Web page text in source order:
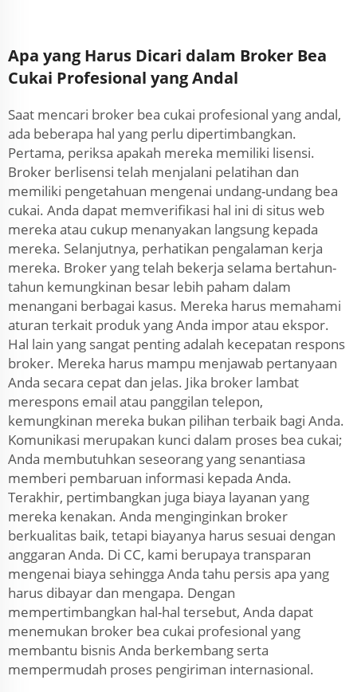
Apa yang Harus Dicari dalam Broker Bea
Cukai Profesional yang Andal
Saat mencari broker bea cukai profesional yang andal,
ada beberapa hal yang perlu dipertimbangkan.
Pertama, periksa apakah mereka memiliki lisensi.
Broker berlisensi telah menjalani pelatihan dan
memiliki pengetahuan mengenai undang-undang bea
cukai. Anda dapat memverifikasi hal ini di situs web
mereka atau cukup menanyakan langsung kepada
mereka. Selanjutnya, perhatikan pengalaman kerja
mereka. Broker yang telah bekerja selama bertahun-
tahun kemungkinan besar lebih paham dalam
menangani berbagai kasus. Mereka harus memahami
aturan terkait produk yang Anda impor atau ekspor.
Hal lain yang sangat penting adalah kecepatan respons
broker. Mereka harus mampu menjawab pertanyaan
Anda secara cepat dan jelas. Jika broker lambat
merespons email atau panggilan telepon,
kemungkinan mereka bukan pilihan terbaik bagi Anda.
Komunikasi merupakan kunci dalam proses bea cukai;
Anda membutuhkan seseorang yang senantiasa
memberi pembaruan informasi kepada Anda.
Terakhir, pertimbangkan juga biaya layanan yang
mereka kenakan. Anda menginginkan broker
berkualitas baik, tetapi biayanya harus sesuai dengan
anggaran Anda. Di CC, kami berupaya transparan
mengenai biaya sehingga Anda tahu persis apa yang
harus dibayar dan mengapa. Dengan
mempertimbangkan hal-hal tersebut, Anda dapat
menemukan broker bea cukai profesional yang
membantu bisnis Anda berkembang serta
mempermudah proses pengiriman internasional.